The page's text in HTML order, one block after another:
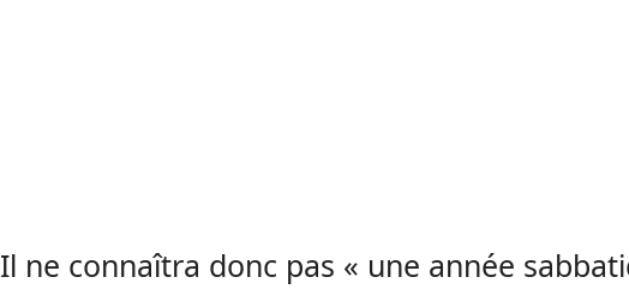
Il ne connaîtra donc pas « une année